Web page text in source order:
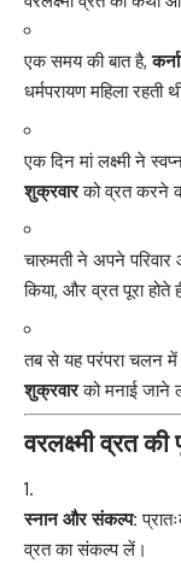
एक समय की बात है,
धर्मपरायण महिला रहती
एक दिन मां लक्ष्मी ने
शुक्रवारको व्रत करने
चारुमती ने अपने
किया, और व्रत पूरा होते
तब से यह परंपरा चलन
शुक्रवारको मनाई जाने
वरलक्ष्मी व्रत
स्नान और संकल्प:
व्रत का संकल्प लें।